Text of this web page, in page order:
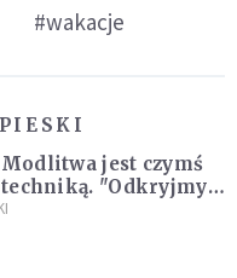
#wakacje
jest czymś
"Odkryjmy